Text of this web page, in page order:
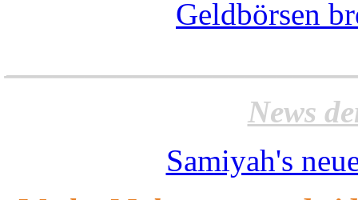
Geldbörsen
News
Samiyah's